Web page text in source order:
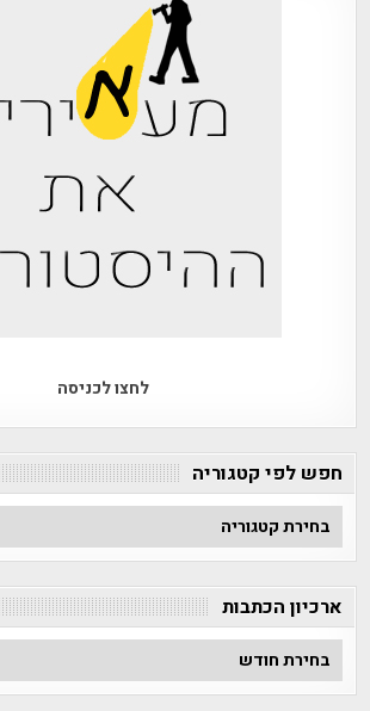
לחצו לכניסה
חפש לפי קטגוריה
חפש
לפי
קטגוריה
ארכיון הכתבות
ארכיון
הכתבות